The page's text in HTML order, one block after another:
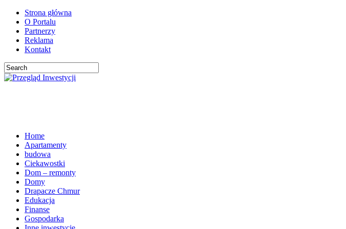
Strona główna
O Portalu
Partnerzy
Reklama
Kontakt
Home
Apartamenty
budowa
Ciekawostki
Dom – remonty
Domy
Drapacze Chmur
Edukacja
Finanse
Gospodarka